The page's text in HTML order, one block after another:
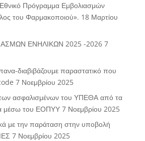
Πρόγραμμα Εμβολιασμών
του Φαρμακοποιού». 18 Μαρτίου
ΕΝΗΛΙΚΩΝ 2025 -2026 7
διαβιβάζουμε παραστατικό που
7 Νοεμβρίου 2025
ασφαλισμένων του ΥΠΕΘΑ από τα
μέσω του ΕΟΠΥΥ 7 Νοεμβρίου 2025
με την παράταση στην υποβολή
7 Νοεμβρίου 2025